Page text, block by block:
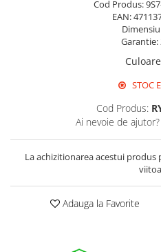
Markere permanente
Markere pe baza de vopsea
Markere pentru whiteboard si
flipchart
universale
Markere speciale
Cod Produs:
EAN:
Garantie:
Culoare
STOC
Cod Produs:
Ai nevoie de ajutor?
La achizitionarea acestui produs
Adauga la Favorite